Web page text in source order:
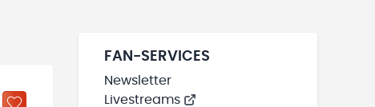
FAN-SERVICES
Newsletter
Livestreams